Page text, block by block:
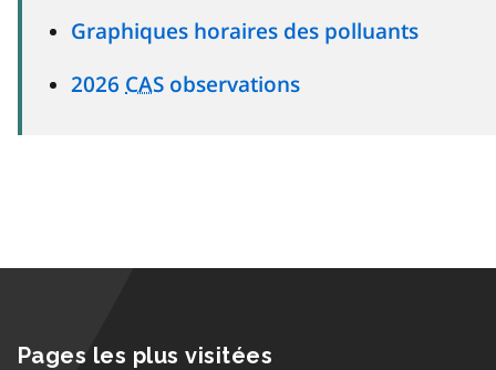
Graphiques horaires des polluants
2026 CAS observations
Pages les plus visitées